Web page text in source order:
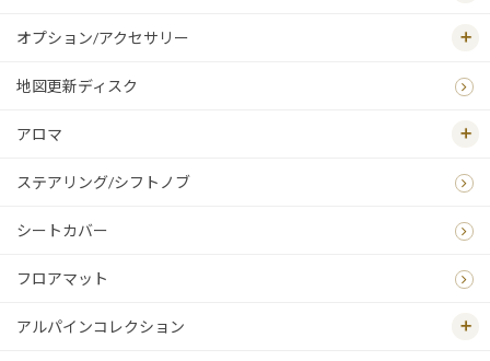
オプション/アクセサリー
地図更新ディスク
アロマ
ステアリング/シフトノブ
シートカバー
フロアマット
アルパインコレクション